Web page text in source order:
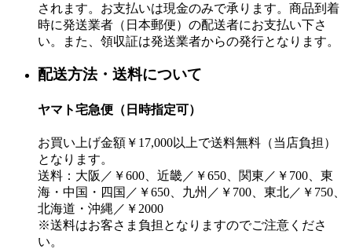
されます。お支払いは現金のみで承ります。商品到着
時に発送業者（日本郵便）の配送者にお支払い下さ
い。また、領収証は発送業者からの発行となります。
配送方法・送料について
ヤマト宅急便（日時指定可）
お買い上げ金額￥17,000以上で送料無料（当店負担）
となります。
送料：大阪／￥600、近畿／￥650、関東／￥700、東
海・中国・四国／￥650、九州／￥700、東北／￥750、
北海道・沖縄／￥2000
※送料はお客さま負担となりますのでご注意くださ
い。